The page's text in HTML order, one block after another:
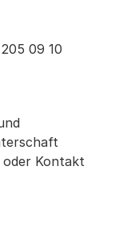
09 10
Kontakt